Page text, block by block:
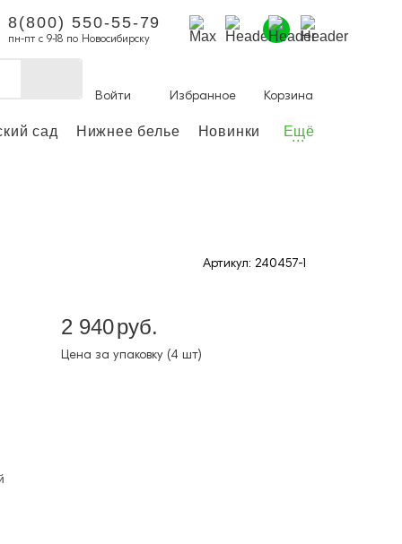
8(800) 550-55-79
пн-пт с 9-18 по Новосибирску
Войти Избранное Корзина
сад Нижнее белье Новинки Ещё
...
Артикул: 240457-1
2 940руб.
Цена за упаковку (4 шт)